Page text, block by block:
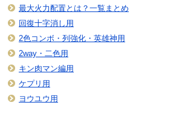
最大火力配置とは？一覧まとめ
回復十字消し用
2色コンボ・列強化・英雄神用
2way・二色用
キン肉マン編用
ケプリ用
ヨウユウ用